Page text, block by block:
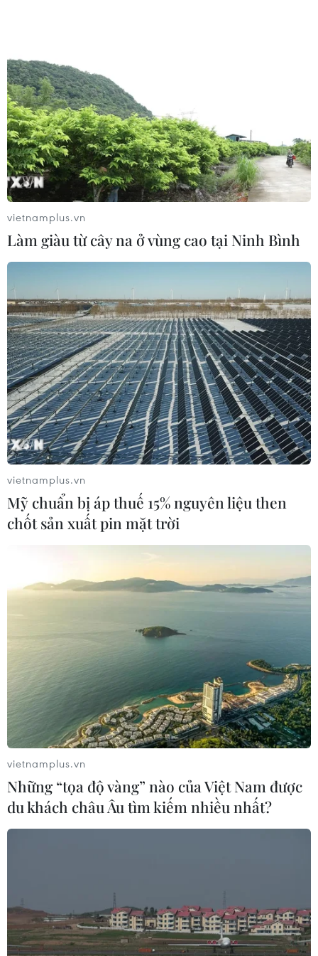
TIN CÙNG CHUYÊN MỤC
Thái Lan phát hiện hóa thạch khủng
Australia lập kỷ lục Guinness với thỏi
vàng lớn nhất thế giới
vietnamplus.vn
Làm giàu từ cây na ở vùng cao tại Ninh Bình
vietnamplus.vn
Mỹ chuẩn bị áp thuế 15% nguyên liệu then
chốt sản xuất pin mặt trời
vietnamplus.vn
Những “tọa độ vàng” nào của Việt Nam được
du khách châu Âu tìm kiếm nhiều nhất?